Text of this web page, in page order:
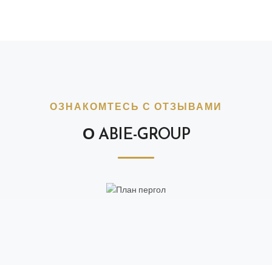
ОЗНАКОМТЕСЬ С ОТЗЫВАМИ
О ABIE-GROUP